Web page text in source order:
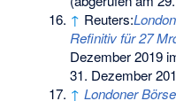
↑ Reuters:
Refinitiv für 27
Dezember 2019
31. Dezember
↑ Londoner